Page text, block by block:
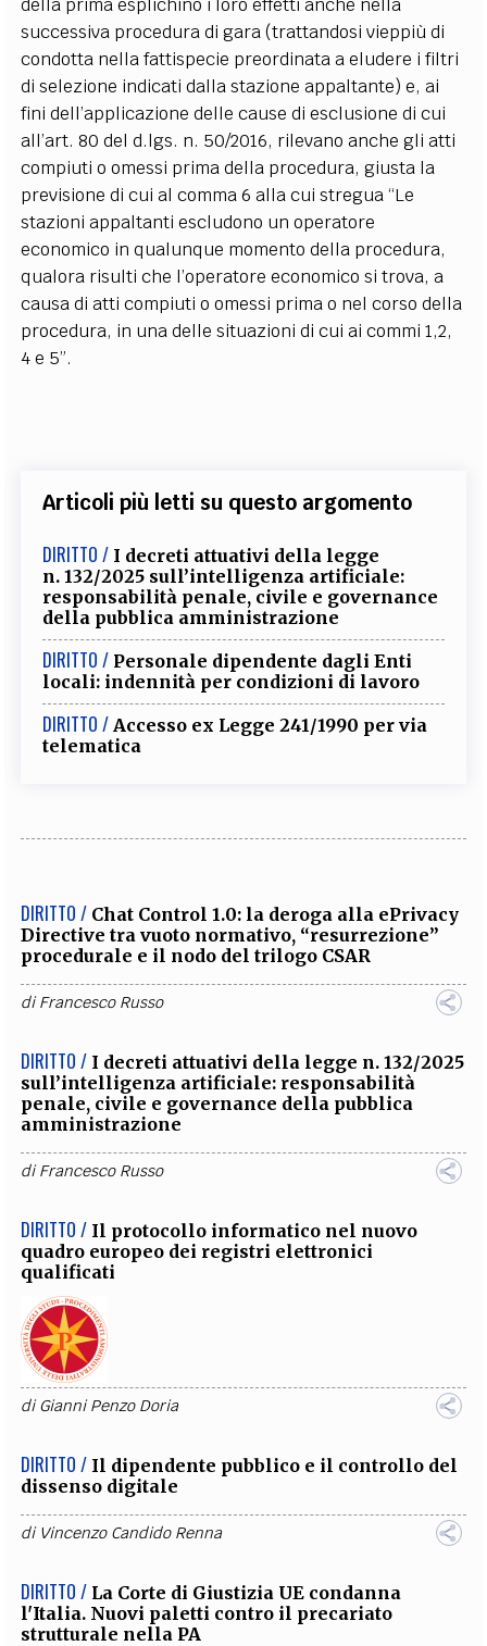
della prima esplichino i loro effetti anche nella
successiva procedura di gara (trattandosi vieppiù di
condotta nella fattispecie preordinata a eludere i filtri
di selezione indicati dalla stazione appaltante) e, ai
fini dell’applicazione delle cause di esclusione di cui
all’art. 80 del d.lgs. n. 50/2016, rilevano anche gli atti
compiuti o omessi prima della procedura, giusta la
previsione di cui al comma 6 alla cui stregua “Le
stazioni appaltanti escludono un operatore
economico in qualunque momento della procedura,
qualora risulti che l’operatore economico si trova, a
causa di atti compiuti o omessi prima o nel corso della
procedura, in una delle situazioni di cui ai commi 1,2,
4 e 5”.
Articoli più letti su questo argomento
DIRITTO / I decreti attuativi della legge
n. 132/2025 sull’intelligenza artificiale:
responsabilità penale, civile e governance
della pubblica amministrazione
DIRITTO / Personale dipendente dagli Enti
locali: indennità per condizioni di lavoro
DIRITTO / Accesso ex Legge 241/1990 per via
telematica
DIRITTO / Chat Control 1.0: la deroga alla ePrivacy
Directive tra vuoto normativo, “resurrezione”
procedurale e il nodo del trilogo CSAR
diFrancesco Russo
DIRITTO / I decreti attuativi della legge n. 132/2025
sull’intelligenza artificiale: responsabilità
penale, civile e governance della pubblica
amministrazione
diFrancesco Russo
DIRITTO / Il protocollo informatico nel nuovo
quadro europeo dei registri elettronici
qualificati
diGianni Penzo Doria
DIRITTO / Il dipendente pubblico e il controllo del
dissenso digitale
di Vincenzo Candido Renna
DIRITTO / La Corte di Giustizia UE condanna
l'Italia. Nuovi paletti contro il precariato
strutturale nella PA